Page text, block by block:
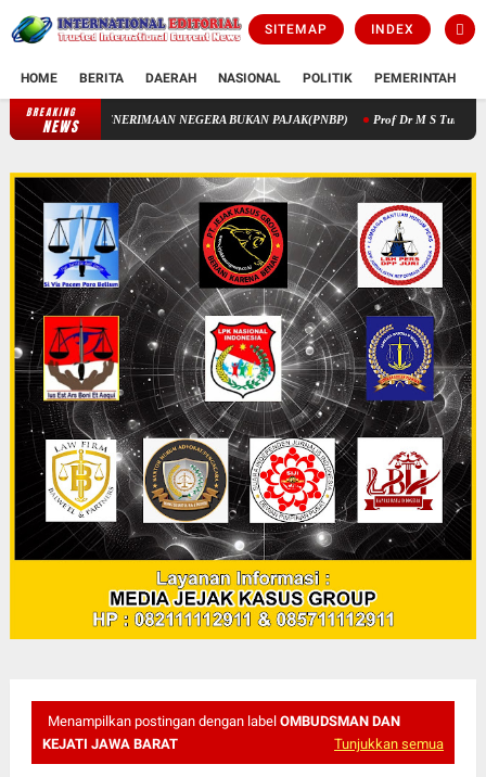
SITEMAP INDEX
HOME BERITA DAERAH NASIONAL POLITIK PEMERINTAH
BREAKING
NEWS
MELALUI PENERIMAAN NEGERA BUKAN PAJAK(PNBP) Prof Dr M S Tumanggor
Menampilkan postingan dengan label OMBUDSMAN DAN
KEJATI JAWA BARAT
Tunjukkan semua